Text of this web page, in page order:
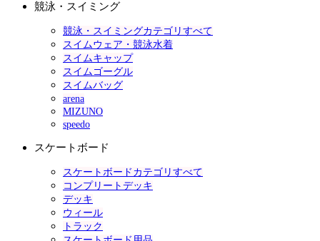
競泳・スイミング
競泳・スイミングカテゴリすべて
スイムウェア・競泳水着
スイムキャップ
スイムゴーグル
スイムバッグ
arena
MIZUNO
speedo
スケートボード
スケートボードカテゴリすべて
コンプリートデッキ
デッキ
ウィール
トラック